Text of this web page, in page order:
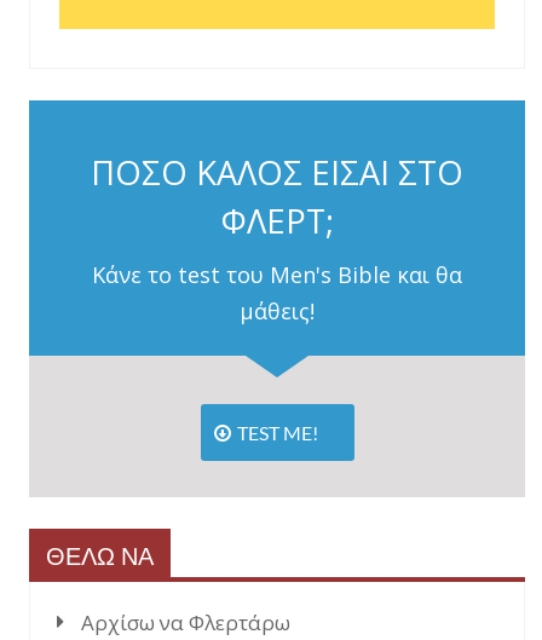
ΠΟΣΟ ΚΑΛΟΣ ΕΙΣΑΙ ΣΤΟ
ΦΛΕΡΤ;
Κάνε το test του Men's Bible και θα
μάθεις!
TEST ME!
ΘΕΛΩ ΝΑ
Αρχίσω να Φλερτάρω